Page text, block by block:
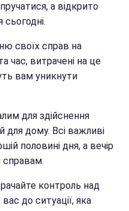
а відкрито
своїх справ на
час, витрачені на це
вам уникнути
для здійснення
для дому. Всі важливі
половині дня, а вечір
справам.
контроль над
до ситуації, яка